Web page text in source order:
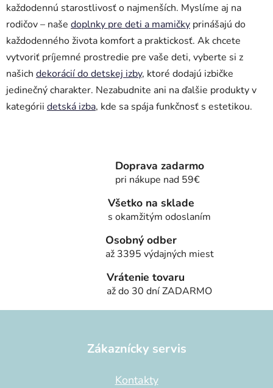
každodennú starostlivosť o najmenších. Myslíme aj na
rodičov – naše doplnky pre deti a mamičky prinášajú do
každodenného života komfort a praktickosť. Ak chcete
vytvoriť príjemné prostredie pre vaše deti, vyberte si z
našich dekorácií do detskej izby, ktoré dodajú izbičke
jedinečný charakter. Nezabudnite ani na ďalšie produkty v
kategórii detská izba, kde sa spája funkčnosť s estetikou.
Doprava zadarmo
pri nákupe nad 59€
Všetko na sklade
s okamžitým odoslaním
Osobný odber
až 3395 výdajných miest
Vrátenie tovaru
až do 30 dní ZADARMO
Zákaznícky servis
Kontakty